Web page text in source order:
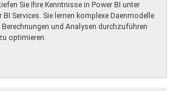
Sie Ihre Kenntnisse in Power BI unter
BI Services. Sie lernen komplexe Daenmodelle
und Analysen durchzuführen
optimieren.